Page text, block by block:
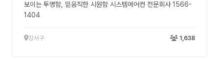
보이는 투명함, 믿음직한 시원함 시스템에어컨 전문회사 1566-
1404
강서구 1,638